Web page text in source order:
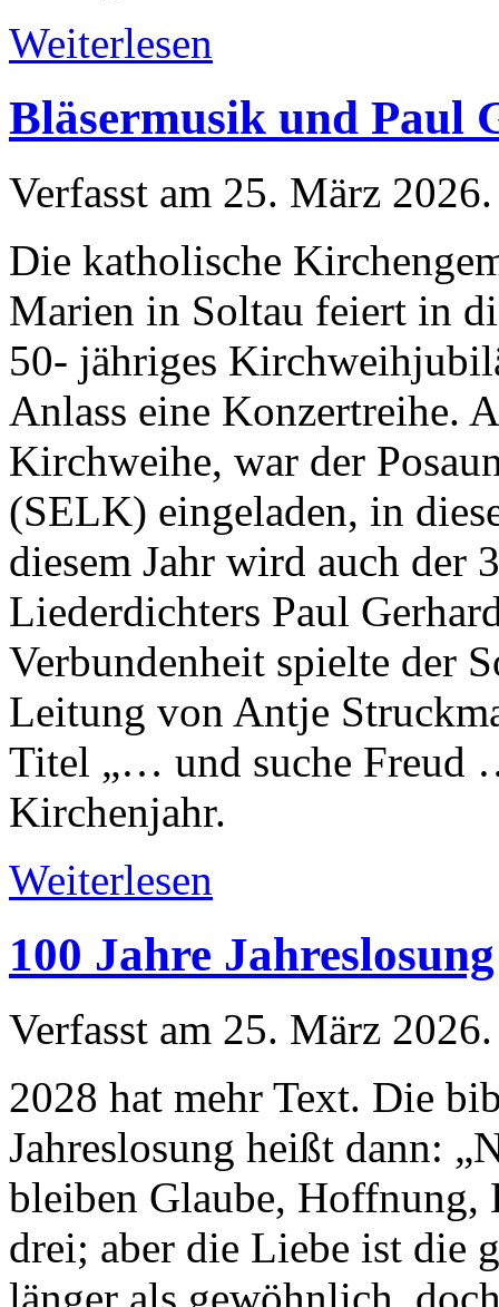
Weiterlesen
Bläsermusik und Paul
Verfasst am 25. März 2026.
Die katholische
Marien in Soltau feiert in
50- jähriges
Anlass eine Konzertreihe.
Kirchweihe, war der
(SELK) eingeladen, in
diesem Jahr wird auch der
Liederdichters Paul
Verbundenheit spielte der
Leitung von Antje
Titel „… und suche Freud
Kirchenjahr.
Weiterlesen
100 Jahre Jahreslosung
Verfasst am 25. März 2026.
2028 hat mehr Text. Die
Jahreslosung heißt dann:
bleiben Glaube, Hoffnung,
drei; aber die Liebe ist die
länger als gewöhnlich,